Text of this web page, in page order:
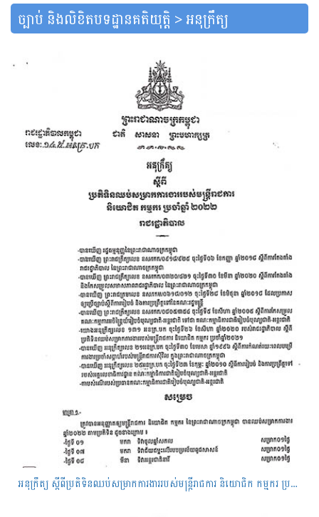
ច្បាប់ និងលិខិតបទដ្ឋានគតិយុត្តិ > អនុក្រឹត្យ
អនុក្រឹត្យ ស្តីពីប្រតិទិនឈប់សម្រាកការងាររបស់មន្ត្រីរាជការ និយោជិក កម្មករ ប្រចាំឆ្នាំ២០២២